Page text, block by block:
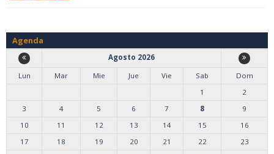
Agenda
Agosto 2026
Lun
Mar Mie Jue Vie Sab
Dom
1
2
3
4 5 6 7 8
9
10
11 12 13 14 15
16
17
18 19 20 21 22
23